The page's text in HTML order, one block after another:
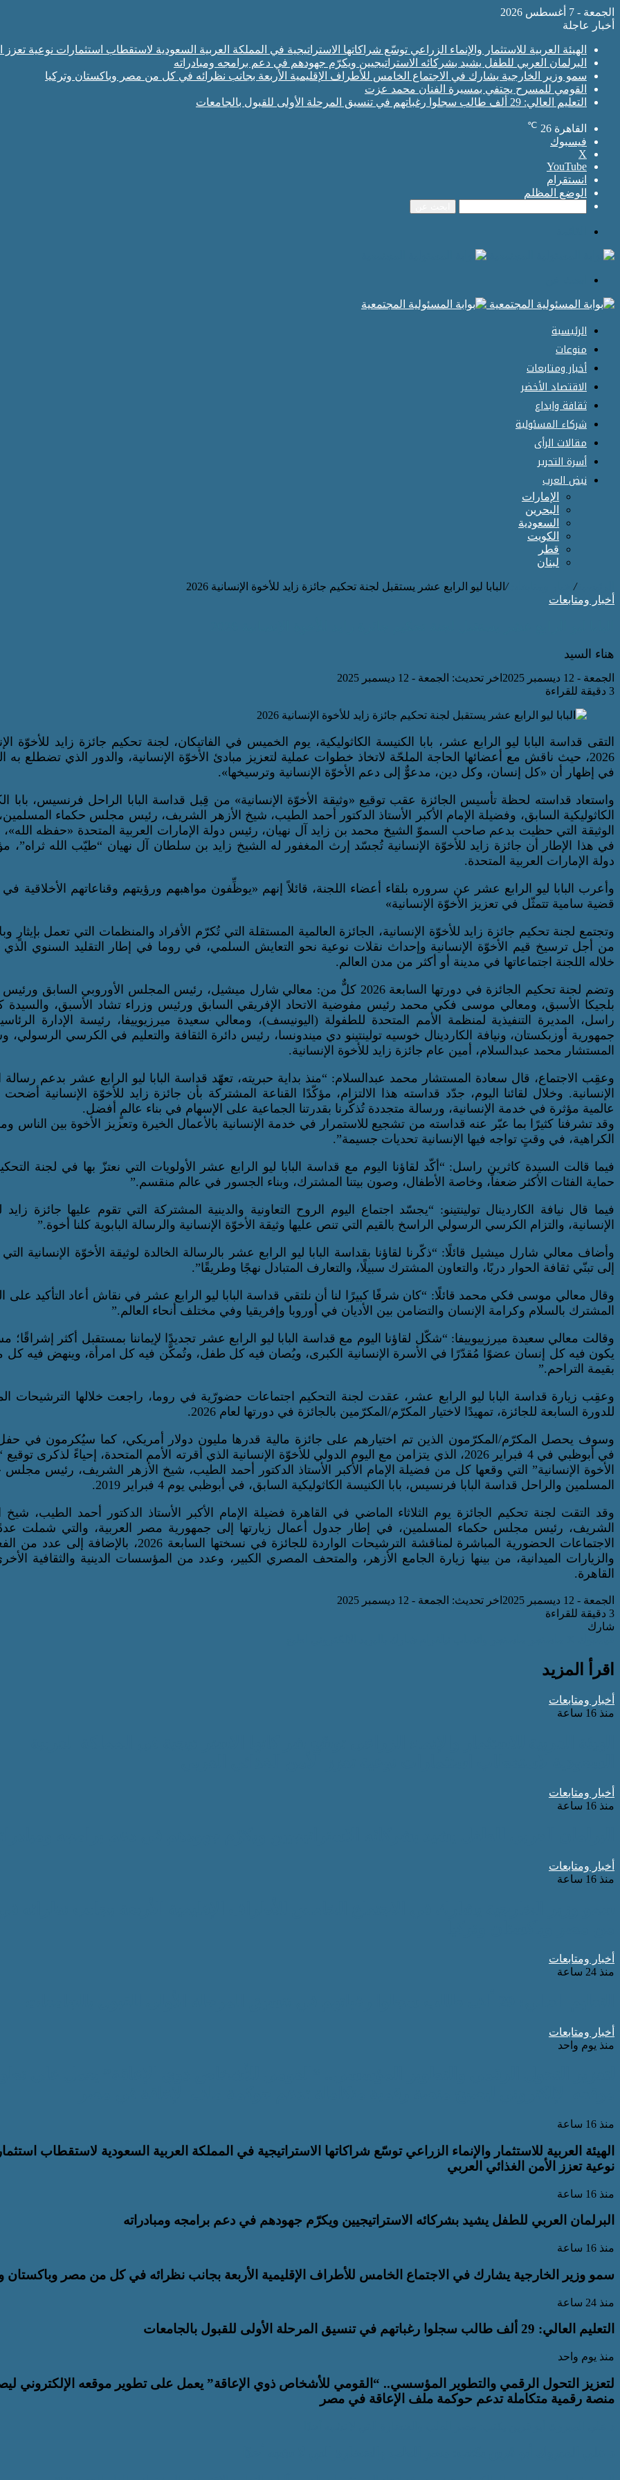
الجمعة - 7 أغسطس 2026
أخبار عاجلة
الهيئة العربية للاستثمار والإنماء الزراعي توسّع شراكاتها الاستراتيجية في المملكة العربية السعودية لاستقطاب استثمارات نوعية تعزز
البرلمان العربي للطفل يشيد بشركائه الاستراتيجيين ويكرّم جهودهم في دعم برامجه ومبادراته
سمو وزير الخارجية يشارك في الاجتماع الخامس للأطراف الإقليمية الأربعة بجانب نظرائه في كل من مصر وباكستان وتركيا
القومي للمسرح يحتفي بمسيرة الفنان محمد عزت
التعليم العالي: 29 ألف طالب سجلوا رغباتهم في تنسيق المرحلة الأولى للقبول بالجامعات
القاهرة 26
℃
فيسبوك
‫X
‫YouTube
انستقرام
الوضع المظلم
الرئيسية
منوعات
أخبار ومتابعات
الاقتصاد الأخضر
ثقافة وابداع
شركاء المسئولية
مقالات الرأى
أسرة التحرير
نبض العرب
الإمارات
البحرين
السعودية
الكويت
قطر
لبنان
الرئيسية/ أخبار ومتابعات/ البابا ليو الرابع عشر يستقبل لجنة تحكيم جائزة زايد للأخوة الإنسانية 2026
أخبار ومتابعات
هناء السيد
الجمعة - 12 ديسمبر 2025
اخر تحديث: الجمعة - 12 ديسمبر 2025
3 دقيقة للقراءة
التقى قداسة البابا ليو الرابع عشر، بابا الكنيسة الكاثوليكية، يوم الخميس في الفاتيكان، لجنة تحكيم جائزة زايد للأخوّة
2026، حيث ناقش مع أعضائها الحاجة الملحّة لاتخاذ خطوات عملية لتعزيز مبادئ الأخوّة الإنسانية، والدور الذي تضطلع به
في إظهار أن «كل إنسان، وكل دين، مدعوٌّ إلى دعم الأخوّة الإنسانية وترسيخها».
واستعاد قداسته لحظة تأسيس الجائزة عقب توقيع «وثيقة الأخوّة الإنسانية» من قِبل قداسة البابا الراحل فرنسيس، بابا
الكاثوليكية السابق، وفضيلة الإمام الأكبر الأستاذ الدكتور أحمد الطيب، شيخ الأزهر الشريف، رئيس مجلس حكماء
الوثيقة التي حظيت بدعم صاحب السموّ الشيخ محمد بن زايد آل نهيان، رئيس دولة الإمارات العربية المتحدة «حفظه الله»،
في هذا الإطار أن جائزة زايد للأخوّة الإنسانية تُجسّد إرث المغفور له الشيخ زايد بن سلطان آل نهيان “طيّب الله
دولة الإمارات العربية المتحدة.
وأعرب البابا ليو الرابع عشر عن سروره بلقاء أعضاء اللجنة، قائلاً إنهم «يوظِّفون مواهبهم ورؤيتهم وقناعاتهم الأخلاقية
قضية سامية تتمثّل في تعزيز الأخوّة الإنسانية»
وتجتمع لجنة تحكيم جائزة زايد للأخوّة الإنسانية، الجائزة العالمية المستقلة التي تُكرّم الأفراد والمنظمات التي تعمل بإيثارٍ
من أجل ترسيخ قيم الأخوّة الإنسانية وإحداث نقلات نوعية نحو التعايش السلمي، في روما في إطار التقليد السنوي
خلاله اللجنة اجتماعاتها في مدينة أو أكثر من مدن العالم.
وتضم لجنة تحكيم الجائزة في دورتها السابعة 2026 كلٌّ من: معالي شارل ميشيل، رئيس المجلس الأوروبي السابق
بلجيكا الأسبق، ومعالي موسى فكي محمد رئيس مفوضية الاتحاد الإفريقي السابق ورئيس وزراء تشاد الأسبق، والسيدة
راسل، المديرة التنفيذية لمنظمة الأمم المتحدة للطفولة (اليونيسف)، ومعالي سعيدة ميرزيوييفا، رئيسة الإدارة
جمهورية أوزبكستان، ونيافة الكاردينال خوسيه تولينتينو دي ميندونسا، رئيس دائرة الثقافة والتعليم في الكرسي الرسولي،
المستشار محمد عبدالسلام، أمين عام جائزة زايد للأخوة الإنسانية.
وعقِب الاجتماع، قال سعادة المستشار محمد عبدالسلام: “منذ بداية حبريته، تعهّد قداسة البابا ليو الرابع عشر بدعم رسالة
الإنسانية. وخلال لقائنا اليوم، جدّد قداسته هذا الالتزام، مؤكّدًا القناعة المشتركة بأن جائزة زايد للأخوّة الإنسانية
عالمية مؤثرة في خدمة الإنسانية، ورسالة متجددة تُذكّرنا بقدرتنا الجماعية على الإسهام في بناء عالمٍ أفضل.
وقد تشرفنا كثيرًا بما عبّر عنه قداسته من تشجيع للاستمرار في خدمة الإنسانية بالأعمال الخيرة وتعزيز الأخوة بين الناس
الكراهية، في وقتٍ تواجه فيها الإنسانية تحديات جسيمة”.
فيما قالت السيدة كاثرين راسل: “أكّد لقاؤنا اليوم مع قداسة البابا ليو الرابع عشر الأولويات التي نعتزّ بها في لجنة
حماية الفئات الأكثر ضعفاً، وخاصة الأطفال، وصون بيتنا المشترك، وبناء الجسور في عالم منقسم.”
فيما قال نيافة الكاردينال تولينتينو: “يجسّد اجتماع اليوم الروح التعاونية والدينية المشتركة التي تقوم عليها جائزة زايد
الإنسانية، والتزام الكرسي الرسولي الراسخ بالقيم التي تنص عليها وثيقة الأخوّة الإنسانية والرسالة البابوية كلنا أخوة.”
وأضاف معالي شارل ميشيل قائلًا: “ذكّرنا لقاؤنا بقداسة البابا ليو الرابع عشر بالرسالة الخالدة لوثيقة الأخوّة الإنسانية التي
إلى تبنّي ثقافة الحوار دربًا، والتعاون المشترك سبيلًا، والتعارف المتبادل نهجًا وطريقًا”.
وقال معالي موسى فكي محمد قائلًا: “كان شرفًا كبيرًا لنا أن نلتقي قداسة البابا ليو الرابع عشر في نقاش أعاد التأكيد على
المشترك بالسلام وكرامة الإنسان والتضامن بين الأديان في أوروبا وإفريقيا وفي مختلف أنحاء العالم.”
وقالت معالي سعيدة ميرزييوييفا: “شكّل لقاؤنا اليوم مع قداسة البابا ليو الرابع عشر تجديدًا لإيماننا بمستقبل أكثر إشراقًا؛
يكون فيه كل إنسان عضوًا مُقدّرًا في الأسرة الإنسانية الكبرى، ويُصان فيه كل طفل، وتُمكَّن فيه كل امرأة، وينهض فيه كل
بقيمة التراحم.”
وعقِب زيارة قداسة البابا ليو الرابع عشر، عقدت لجنة التحكيم اجتماعات حضورّية في روما، راجعت خلالها الترشيحات
للدورة السابعة للجائزة، تمهيدًا لاختيار المكرّم/المكرّمين بالجائزة في دورتها لعام 2026.
وسوف يحصل المكرّم/المكرّمون الذين تم اختيارهم على جائزة مالية قدرها مليون دولار أمريكي، كما سيُكرمون في
في أبوظبي في 4 فبراير 2026، الذي يتزامن مع اليوم الدولي للأخوّة الإنسانية الذي أقرته الأمم المتحدة، إحياءً لذكرى
الأخوة الإنسانية” التي وقعها كل من فضيلة الإمام الأكبر الأستاذ الدكتور أحمد الطيب، شيخ الأزهر الشريف، رئيس مجلس
المسلمين والراحل قداسة البابا فرنسيس، بابا الكنيسة الكاثوليكية السابق، في أبوظبي يوم 4 فبراير 2019.
وقد التقت لجنة تحكيم الجائزة يوم الثلاثاء الماضي في القاهرة فضيلة الإمام الأكبر الأستاذ الدكتور أحمد الطيب، شيخ
الشريف، رئيس مجلس حكماء المسلمين، في إطار جدول أعمال زيارتها إلى جمهورية مصر العربية، والتي شملت
الاجتماعات الحضورية المباشرة لمناقشة الترشيحات الواردة للجائزة في نسختها السابعة 2026،
والزيارات الميدانية، من بينها زيارة الجامع الأزهر، والمتحف المصري الكبير، وعدد من المؤسسات الدينية والثقافية
القاهرة.
الجمعة - 12 ديسمبر 2025
اخر تحديث: الجمعة - 12 ديسمبر 2025
3 دقيقة للقراءة
شارك
اقرأ المزيد
أخبار ومتابعات
منذ 16 ساعة
أخبار ومتابعات
منذ 16 ساعة
أخبار ومتابعات
منذ 16 ساعة
أخبار ومتابعات
منذ 24 ساعة
أخبار ومتابعات
منذ يوم واحد
منذ 16 ساعة
الهيئة العربية للاستثمار والإنماء الزراعي توسّع شراكاتها الاستراتيجية في المملكة العربية السعودية لاستقطاب
نوعية تعزز الأمن الغذائي العربي
منذ 16 ساعة
البرلمان العربي للطفل يشيد بشركائه الاستراتيجيين ويكرّم جهودهم في دعم برامجه ومبادراته
منذ 16 ساعة
سمو وزير الخارجية يشارك في الاجتماع الخامس للأطراف الإقليمية الأربعة بجانب نظرائه في كل من مصر وباكستان
منذ 24 ساعة
التعليم العالي: 29 ألف طالب سجلوا رغباتهم في تنسيق المرحلة الأولى للقبول بالجامعات
منذ يوم واحد
لتعزيز التحول الرقمي والتطوير المؤسسي.. “القومي للأشخاص ذوي الإعاقة” يعمل على تطوير موقعه الإلكتروني
منصة رقمية متكاملة تدعم حوكمة ملف الإعاقة في مصر